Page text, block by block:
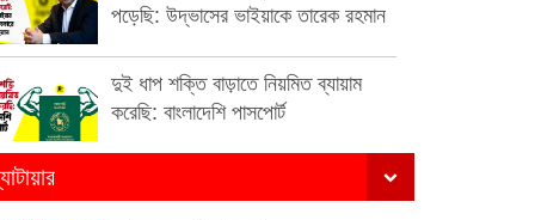
পড়েছি: উদ্ভাসের ভাইয়াকে তারেক রহমান
দুই ধাপ শক্তি বাড়াতে নিয়মিত ব্যায়াম
করেছি: বাংলাদেশি পাসপোর্ট